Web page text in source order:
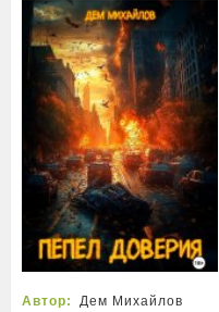
Автор:
Дем Михайлов